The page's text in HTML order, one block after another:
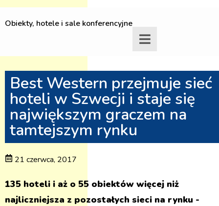
Obiekty, hotele i sale konferencyjne
Best Western przejmuje sieć
hoteli w Szwecji i staje się
największym graczem na
tamtejszym rynku
21 czerwca, 2017
135 hoteli i aż o 55 obiektów więcej niż
najliczniejsza z pozostałych sieci na rynku -